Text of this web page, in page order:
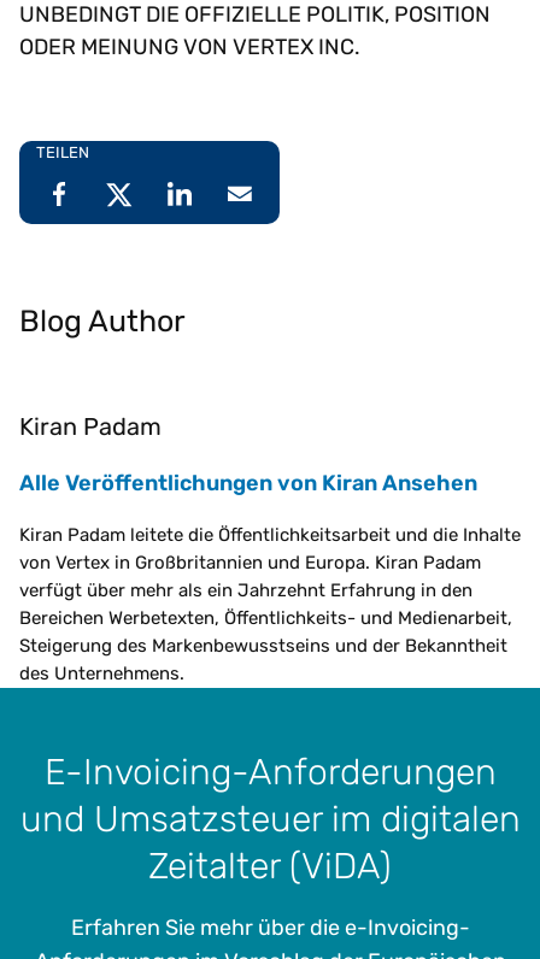
UNBEDINGT DIE OFFIZIELLE POLITIK, POSITION
ODER MEINUNG VON VERTEX INC.
TEILEN
Blog Author
Kiran Padam
Alle Veröffentlichungen von Kiran Ansehen
Kiran Padam leitete die Öffentlichkeitsarbeit und die Inhalte
von Vertex in Großbritannien und Europa. Kiran Padam
verfügt über mehr als ein Jahrzehnt Erfahrung in den
Bereichen Werbetexten, Öffentlichkeits- und Medienarbeit,
Steigerung des Markenbewusstseins und der Bekanntheit
des Unternehmens.
E-Invoicing-Anforderungen
und Umsatzsteuer im digitalen
Zeitalter (ViDA)
Erfahren Sie mehr über die e-Invoicing-